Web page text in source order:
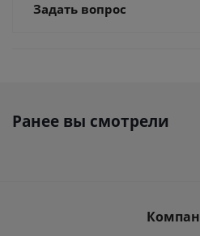
Задать вопрос
Ранее вы смотрели